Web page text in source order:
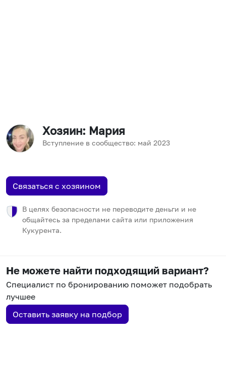
Хозяин: Мария
Вступление в сообщество: май 2023
Связаться с хозяином
В целях безопасности не переводите деньги и не
общайтесь за пределами сайта или приложения
Кукурента.
Не можете найти подходящий вариант?
Специалист по бронированию поможет подобрать
лучшее
Оставить заявку на подбор